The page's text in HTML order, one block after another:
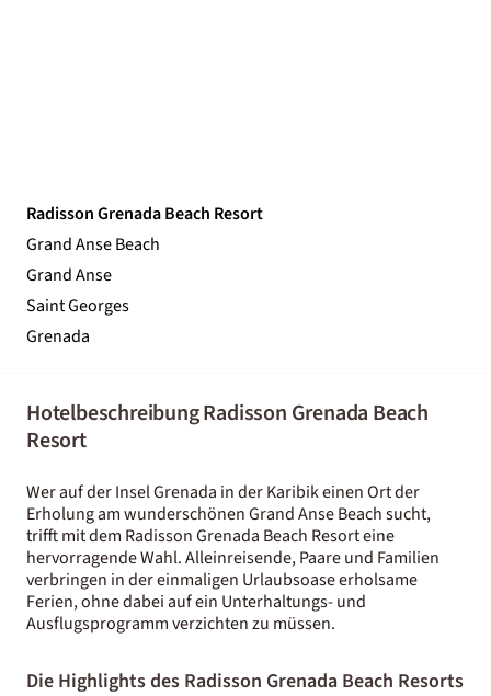
Radisson Grenada Beach Resort
Grand Anse Beach
Grand Anse
Saint Georges
Grenada
Hotelbeschreibung Radisson Grenada Beach
Resort
Wer auf der Insel Grenada in der Karibik einen Ort der
Erholung am wunderschönen Grand Anse Beach sucht,
trifft mit dem Radisson Grenada Beach Resort eine
hervorragende Wahl. Alleinreisende, Paare und Familien
verbringen in der einmaligen Urlaubsoase erholsame
Ferien, ohne dabei auf ein Unterhaltungs- und
Ausflugsprogramm verzichten zu müssen.
Die Highlights des Radisson Grenada Beach Resorts